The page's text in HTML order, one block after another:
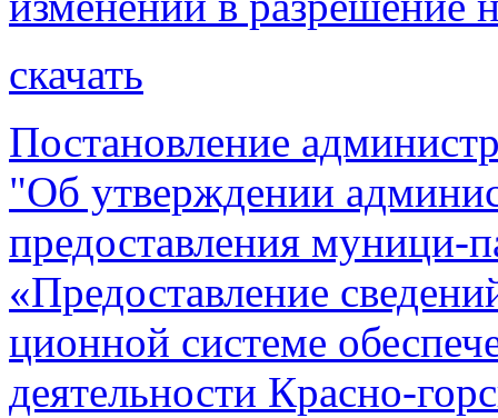
скачать
Постановление
"Об утверждении
предоставления муници-
«Предоставление
ционной системе
деятельности Красно-